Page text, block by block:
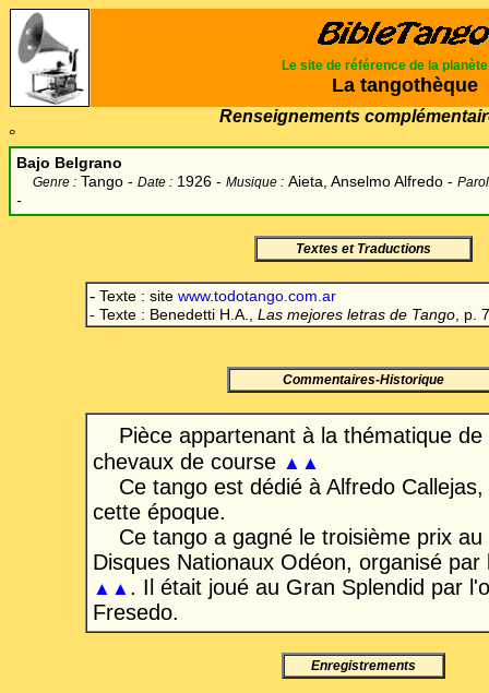
Le site de référence de la planète
La tangothèque
Renseignements
°
Bajo Belgrano
Genre : Tango - Date : 1926 - Musique : Aieta, Anselmo Alfredo -
-
Textes et Traductions
- Texte : site www.todotango.com.ar
- Texte : Benedetti H.A., Las mejores letras de Tango , p.
Commentaires-Historique
Pièce appartenant à la thématique
chevaux de course ▲▲
Ce tango est dédié à Alfredo
cette époque.
Ce tango a gagné le troisième prix au
Disques Nationaux Odéon, organisé
▲▲ . Il était joué au Gran Splendid par
Fresedo.
Enregistrements